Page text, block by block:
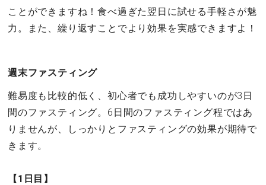
ことができますね！食べ過ぎた翌日に試せる手軽さが魅
力。また、繰り返すことでより効果を実感できますよ！
週末ファスティング
難易度も比較的低く、初心者でも成功しやすいのが3日
間のファスティング。6日間のファスティング程ではあ
りませんが、しっかりとファスティングの効果が期待で
きます。
【1日目】